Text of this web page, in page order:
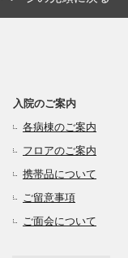
入院のご案内
各病棟のご案内
フロアのご案内
携帯品について
ご留意事項
ご面会について